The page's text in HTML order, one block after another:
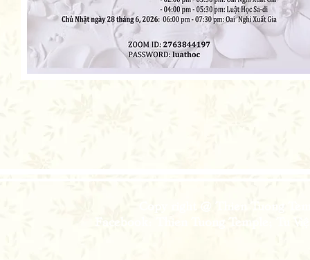
Copy right @ Thien Tuong
Facebook: Thien Tuong Temple; Tu